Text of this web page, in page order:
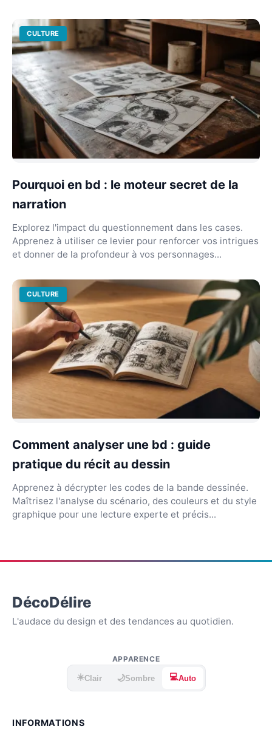
CULTURE
Pourquoi en bd : le moteur secret de la
narration
Explorez l'impact du questionnement dans les cases.
Apprenez à utiliser ce levier pour renforcer vos intrigues
et donner de la profondeur à vos personnages...
CULTURE
Comment analyser une bd : guide
pratique du récit au dessin
Apprenez à décrypter les codes de la bande dessinée.
Maîtrisez l'analyse du scénario, des couleurs et du style
graphique pour une lecture experte et précis...
DécoDélire
L'audace du design et des tendances au quotidien.
APPARENCE
☀️Clair 🌙Sombre 💻Auto
INFORMATIONS